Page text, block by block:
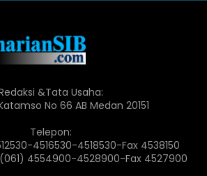
&Tata Usaha:
No 66 AB Medan 20151
Telepon:
4516530-4518530-Fax 4538150
4554900-4528900-Fax 4527900